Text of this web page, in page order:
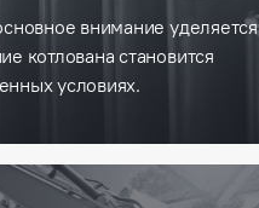
внимание уделяется
котлована становится
условиях.